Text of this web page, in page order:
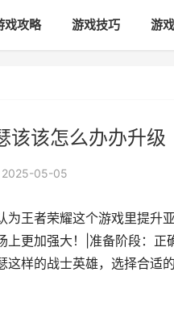
戏攻略 游戏技巧 游
该该怎么办办升级
2025-05-05
为王者荣耀这个游戏里提升
上更加强大！|准备阶段：
这样的战士英雄，选择合适